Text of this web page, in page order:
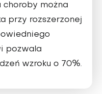
choroby można
przy rozszerzonej
pozwala
wzroku o 70%.